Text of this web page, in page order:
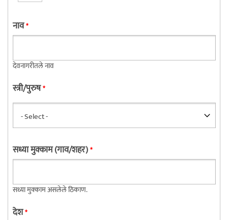
नाव*
देवनागरीतले नाव
स्त्री/पुरुष*
सध्या मुक्काम (गाव/शहर)*
सध्या मुक्काम असलेले ठिकाण.
देश*